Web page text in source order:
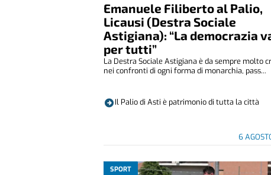
Emanuele Filiberto al Palio,
Licausi (Destra Sociale
Astigiana): “La democrazia
per tutti”
6
La Destra Sociale Astigiana è da sempre molto
nei confronti di ogni forma di monarchia, pass...
Il Palio di Asti è patrimonio di tutta la città
SPORT